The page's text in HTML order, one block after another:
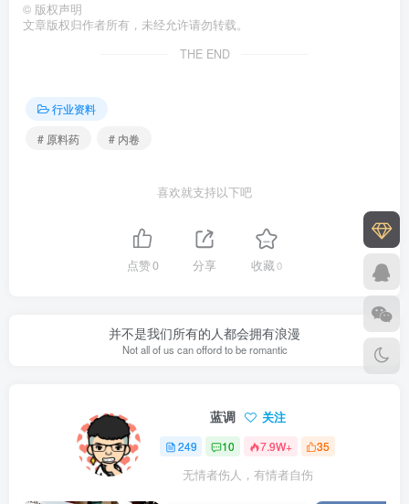
© 版权声明
文章版权归作者所有，未经允许请勿转载。
THE END
行业资料
# 原料药
# 内卷
喜欢就支持以下吧
点赞0 分享 收藏0
并不是我们所有的人都会拥有浪漫
Not all of us can offord to be romantic
蓝调 关注
249 10 7.9W+ 35
无情者伤人，有情者自伤